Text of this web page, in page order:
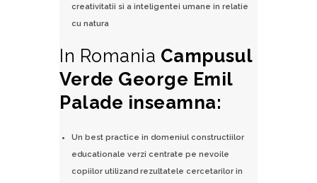
creativitatii si a inteligentei umane in relatie
cu natura
In Romania Campusul
Verde George Emil
Palade inseamna:
Un best practice in domeniul constructiilor
educationale verzi centrate pe nevoile
copiilor utilizand rezultatele cercetarilor in